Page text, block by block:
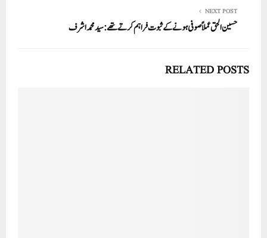
NEXT POST
حسین الحق عملاً صوفی ہونے کے ثبوت فراہم کرتے تھے:سید محمد اشرف
RELATED POSTS